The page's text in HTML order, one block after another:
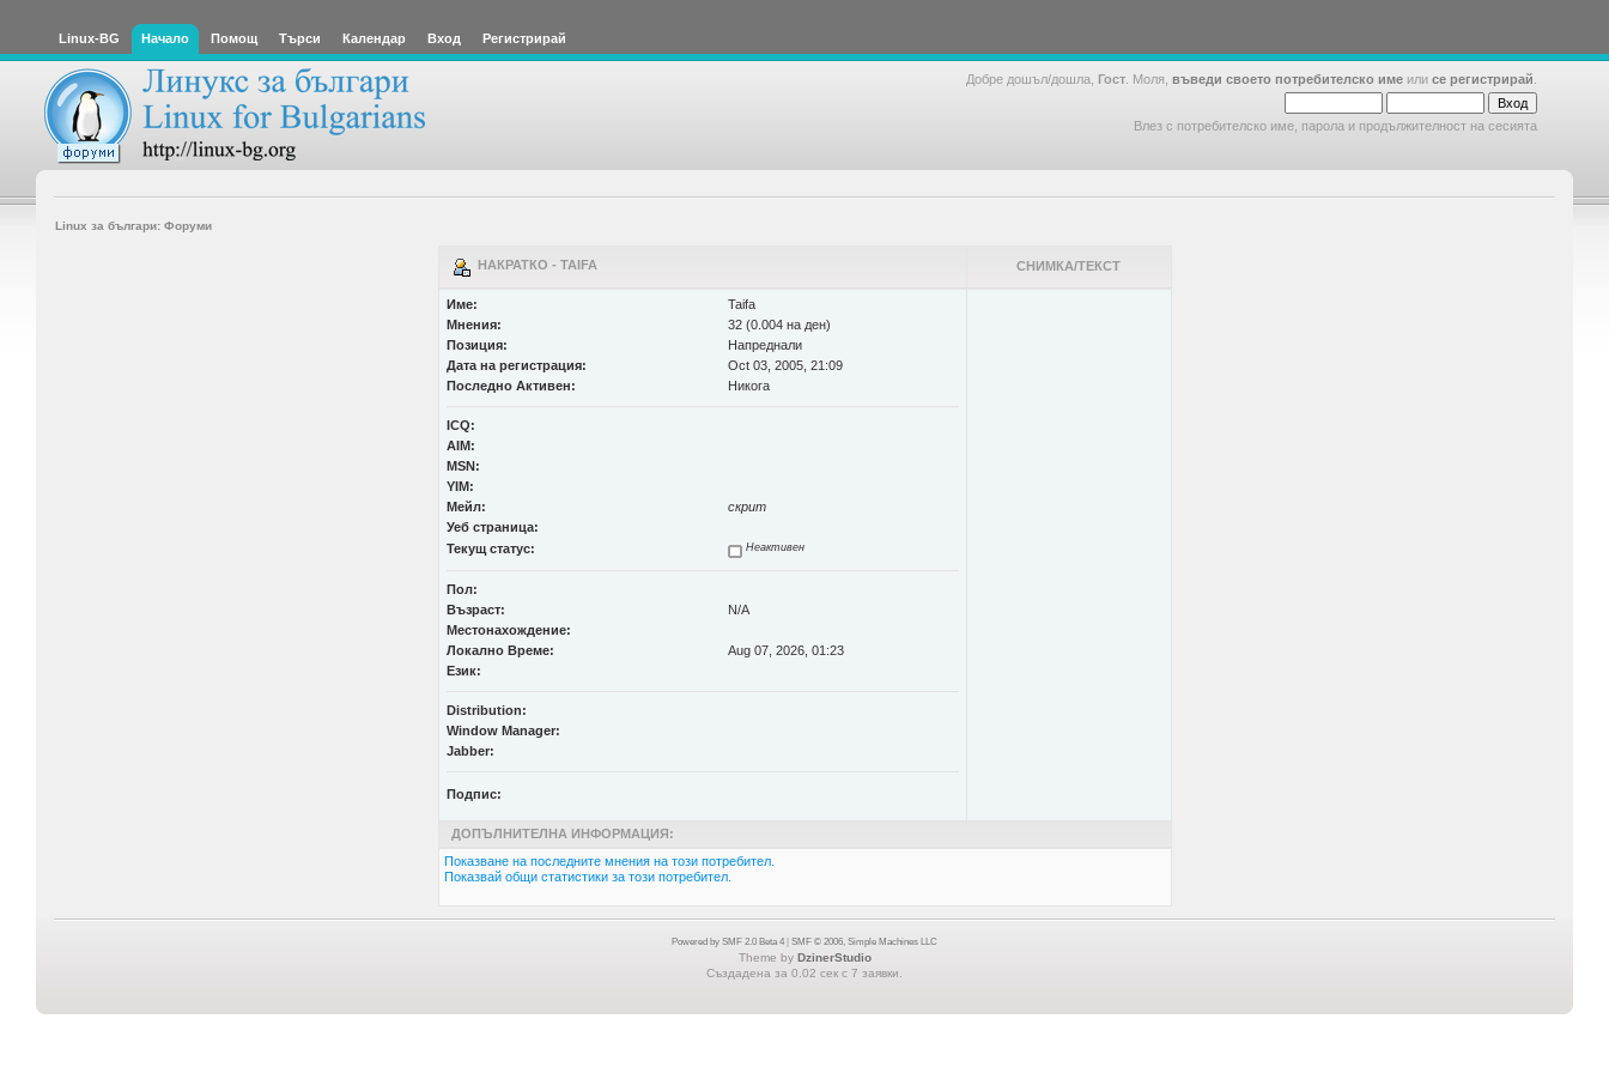
Linux-BG Начало Помощ Търси Календар Вход Регистрирай
Добре дошъл/дошла, Гост . Моля, въведи своето потребителско име или се регистрирай
Влез с потребителско име, парола и продължителност на сесията
Linux за българи: Форуми
НАКРАТКО - TAIFA СНИМКА/ТЕКСТ
Име:
Taifa
Мнения:
32 (0.004 на ден)
Позиция:
Напреднали
Дата на регистрация:
Oct 03, 2005, 21:09
Последно Активен:
Никога
ICQ:
AIM:
MSN:
YIM:
Мейл:
скрит
Уеб страница:
Текущ статус:
Неактивен
Пол:
Възраст:
N/A
Местонахождение:
Локално Време:
Aug 07, 2026, 01:23
Език:
Distribution:
Window Manager:
Jabber:
Подпис:
ДОПЪЛНИТЕЛНА ИНФОРМАЦИЯ:
Показване на последните мнения на този потребител.
Показвай общи статистики за този потребител.
Powered by SMF 2.0 Beta 4 SMF © 2006, Simple Machines LLC
Theme by DzinerStudio
Създадена за 0.02 сек с 7 заявки.